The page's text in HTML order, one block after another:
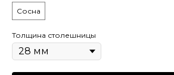
Сосна
Толщина столешницы